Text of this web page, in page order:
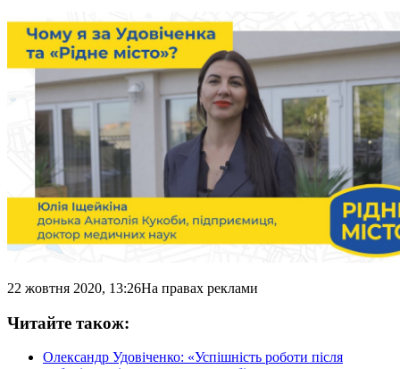
22 жовтня 2020, 13:26На правах реклами
Читайте також:
Олександр Удовіченко: «Успішність роботи після